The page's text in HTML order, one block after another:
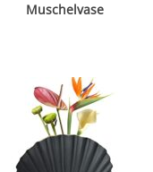
Muschelvase